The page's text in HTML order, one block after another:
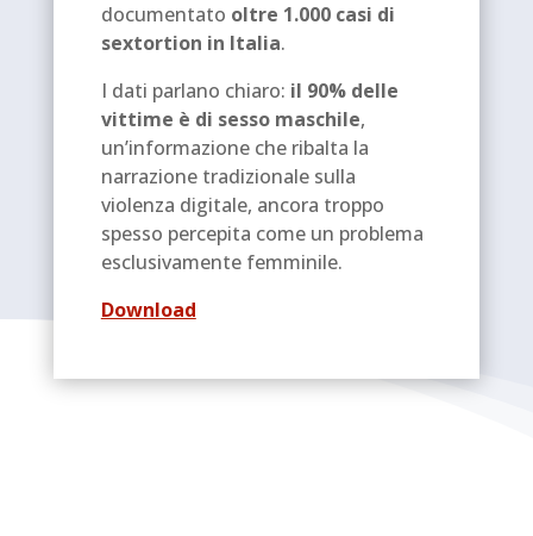
documentato oltre 1.000 casi di
sextortion in Italia.
I dati parlano chiaro: il 90% delle
vittime è di sesso maschile,
un’informazione che ribalta la
narrazione tradizionale sulla
violenza digitale, ancora troppo
spesso percepita come un problema
esclusivamente femminile.
Download